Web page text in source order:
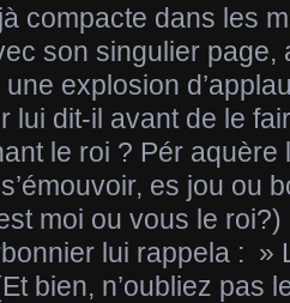
compacte dans les
son singulier page,
explosion
lui dit-il avant de le
le roi ? Pér aquère
es jou ou
moi ou vous le
lui rappela : »
bien, n’oubliez pas